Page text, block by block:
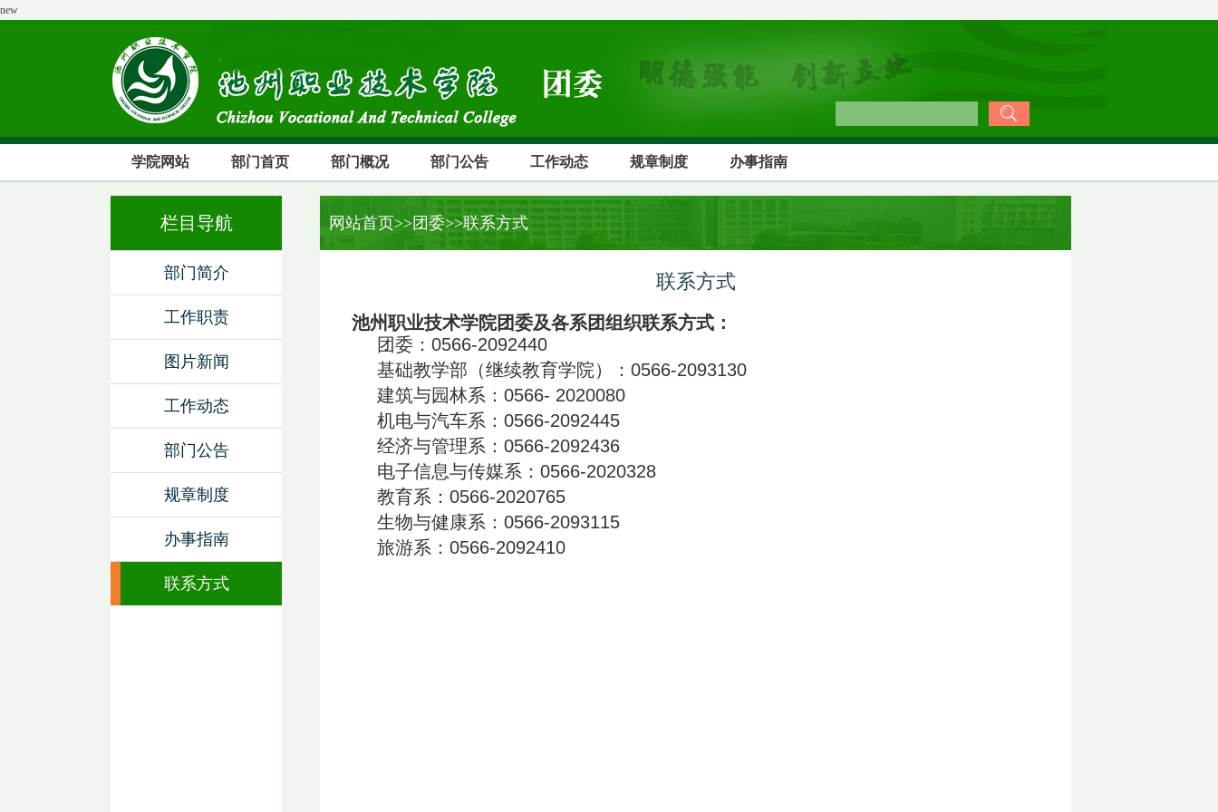
new
学院网站 部门首页 部门概况 部门公告 工作动态 规章制度 办事指南
栏目导航
部门简介
工作职责
图片新闻
工作动态
部门公告
规章制度
办事指南
联系方式
网站首页>>团委>>联系方式
联系方式
池州职业技术学院团委及各系团组织联系方式：
团委：0566-2092440
基础教学部（继续教育学院）：0566-2093130
建筑与园林系：0566- 2020080
机电与汽车系：0566-2092445
经济与管理系：0566-2092436
电子信息与传媒系：0566-2020328
教育系：0566-2020765
生物与健康系：0566-2093115
旅游系：0566-2092410